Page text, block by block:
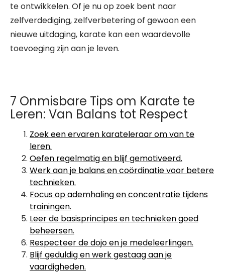
te ontwikkelen. Of je nu op zoek bent naar
zelfverdediging, zelfverbetering of gewoon een
nieuwe uitdaging, karate kan een waardevolle
toevoeging zijn aan je leven.
7 Onmisbare Tips om Karate te
Leren: Van Balans tot Respect
Zoek een ervaren karateleraar om van te
leren.
Oefen regelmatig en blijf gemotiveerd.
Werk aan je balans en coördinatie voor betere
technieken.
Focus op ademhaling en concentratie tijdens
trainingen.
Leer de basisprincipes en technieken goed
beheersen.
Respecteer de dojo en je medeleerlingen.
Blijf geduldig en werk gestaag aan je
vaardigheden.